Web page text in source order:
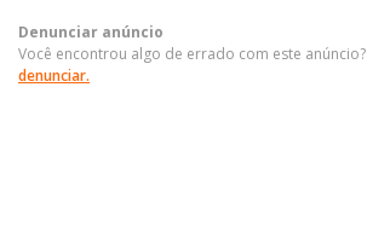
Denunciar anúncio
Você encontrou algo de errado com este anúncio?
denunciar.